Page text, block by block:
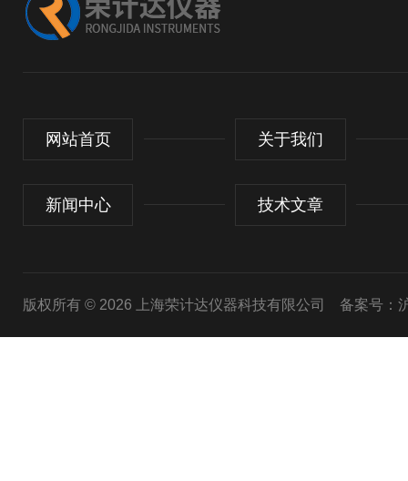
网站首页 关于我们
新闻中心 技术文章
版权所有 © 2026 上海荣计达仪器科技有限公司 备案号：